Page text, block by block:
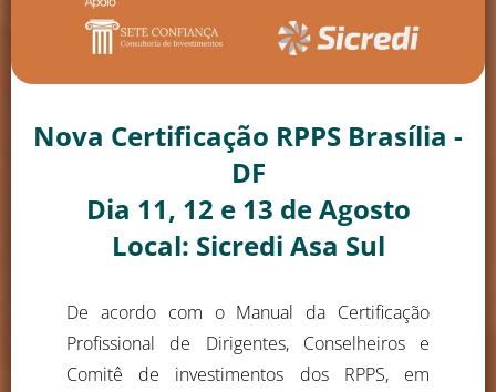
Nova Certificação RPPS Brasília -
DF
Dia 11, 12 e 13 de Agosto
Local: Sicredi Asa Sul
De acordo com o Manual da Certificação
Profissional de Dirigentes, Conselheiros e
Comitê de investimentos dos RPPS, em